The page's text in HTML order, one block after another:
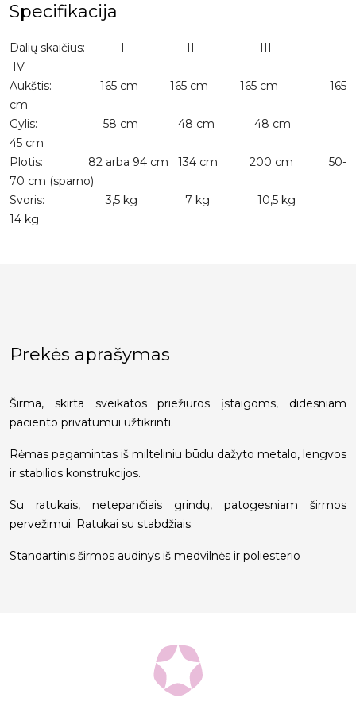
Specifikacija
Dalių skaičius: I II III
IV
Aukštis: 165 cm 165 cm 165 cm 165
cm
Gylis: 58 cm 48 cm 48 cm
45 cm
Plotis: 82 arba 94 cm 134 cm 200 cm 50-
70 cm (sparno)
Svoris: 3,5 kg 7 kg 10,5 kg
14 kg
Prekės aprašymas
Širma, skirta sveikatos priežiūros įstaigoms, didesniam
paciento privatumui užtikrinti.
Rėmas pagamintas iš milteliniu būdu dažyto metalo, lengvos
ir stabilios konstrukcijos.
Su ratukais, netepančiais grindų, patogesniam širmos
pervežimui. Ratukai su stabdžiais.
Standartinis širmos audinys iš medvilnės ir poliesterio